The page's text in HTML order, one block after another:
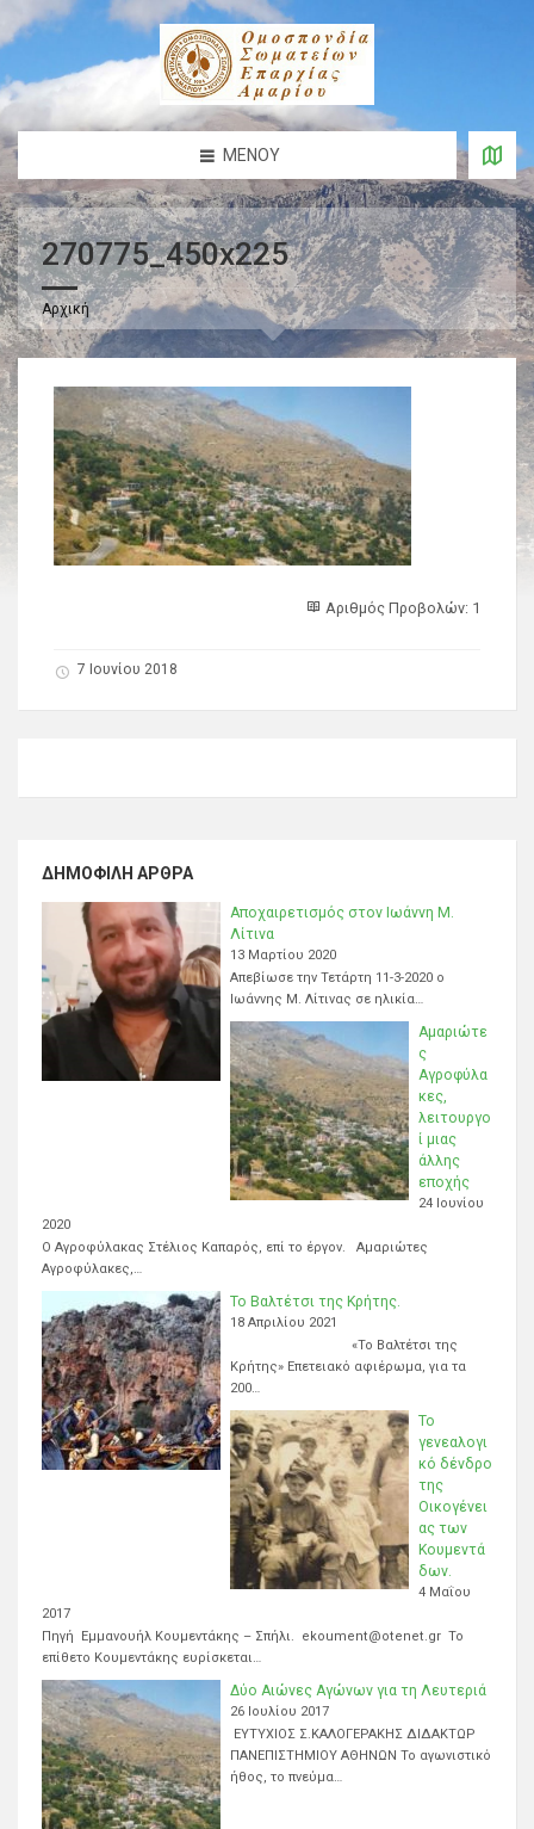
ΜΕΝΟΎ
270775_450x225
Αρχική
Αριθμός Προβολών: 1
7 Ιουνίου 2018
ΔΗΜΟΦΙΛΉ ΆΡΘΡΑ
Αποχαιρετισμός στον Ιωάννη Μ.
Λίτινα
13 Μαρτίου 2020
Απεβίωσε την Τετάρτη 11-3-2020 ο
Ιωάννης Μ. Λίτινας σε ηλικία…
Αμαριώτε
ς
Αγροφύλα
κες,
λειτουργο
ί μιας
άλλης
εποχής
24 Ιουνίου
2020
Ο Αγροφύλακας Στέλιος Καπαρός, επί το έργον. Αμαριώτες
Αγροφύλακες,…
Το Βαλτέτσι της Κρήτης.
18 Απριλίου 2021
«Το Βαλτέτσι της
Κρήτης» Επετειακό αφιέρωμα, για τα
200…
Το
γενεαλογι
κό δένδρο
της
Οικογένει
ας των
Κουμεντά
δων.
4 Μαΐου
2017
Πηγή Εμμανουήλ Κουμεντάκης – Σπήλι. ekoument@otenet.gr Το
επίθετο Κουμεντάκης ευρίσκεται…
Δύο Αιώνες Αγώνων για τη Λευτεριά
26 Ιουλίου 2017
ΕΥΤΥΧΙΟΣ Σ.ΚΑΛΟΓΕΡΑΚΗΣ ΔΙΔΑΚΤΩΡ
ΠΑΝΕΠΙΣΤΗΜΙΟΥ ΑΘΗΝΩΝ Το αγωνιστικό
ήθος, το πνεύμα…